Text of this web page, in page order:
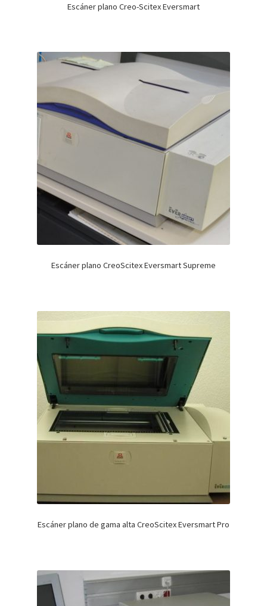
Escáner plano Creo-Scitex Eversmart
Escáner plano CreoScitex Eversmart Supreme
Escáner plano de gama alta CreoScitex Eversmart Pro